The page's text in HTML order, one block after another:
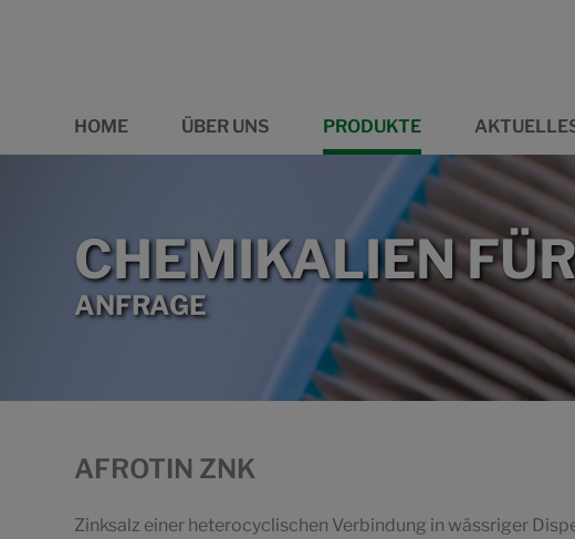
HOME ÜBER UNS PRODUKTE
CHEMIKALIEN
ANFRAGE
AFROTIN ZNK
Zinksalz einer heterocyclischen Verbindung in wässriger